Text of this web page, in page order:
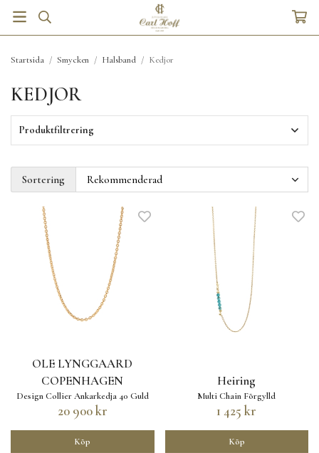
Startsida / Smycken / Halsband / Kedjor
KEDJOR
Produktfiltrering
Sortering
OLE LYNGGAARD
COPENHAGEN
Design Collier Ankarkedja 40 Guld
20 900 kr
Köp
Heiring
Multi Chain Förgylld
1 425 kr
Köp